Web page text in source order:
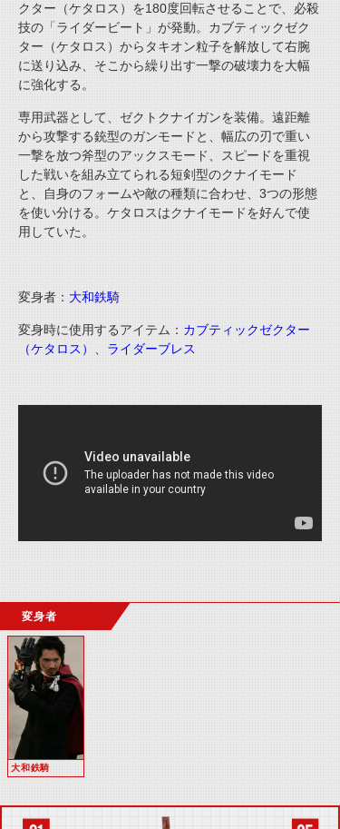
クター（ケタロス）を180度回転させることで、必殺
技の「ライダービート」が発動。カブティックゼク
ター（ケタロス）からタキオン粒子を解放して右腕
に送り込み、そこから繰り出す一撃の破壊力を大幅
に強化する。
専用武器として、ゼクトクナイガンを装備。遠距離
から攻撃する銃型のガンモードと、幅広の刃で重い
一撃を放つ斧型のアックスモード、スピードを重視
した戦いを組み立てられる短剣型のクナイモード
と、自身のフォームや敵の種類に合わせ、3つの形態
を使い分ける。ケタロスはクナイモードを好んで使
用していた。
変身者： 大和鉄騎
変身時に使用するアイテム： カブティックゼクター
（ケタロス）
ライダーブレス
変身者
大和鉄騎